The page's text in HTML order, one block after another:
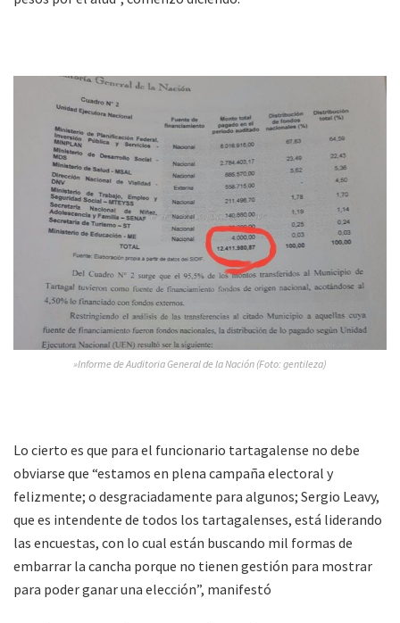
»Informe de Auditoria General de la Nación (Foto: gentileza)
Lo cierto es que para el funcionario tartagalense no debe
obviarse que “estamos en plena campaña electoral y
felizmente; o desgraciadamente para algunos; Sergio Leavy,
que es intendente de todos los tartagalenses, está liderando
las encuestas, con lo cual están buscando mil formas de
embarrar la cancha porque no tienen gestión para mostrar
para poder ganar una elección”, manifestó